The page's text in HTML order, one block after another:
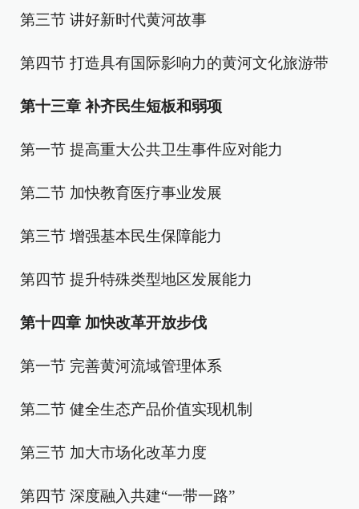
第三节 讲好新时代黄河故事
第四节 打造具有国际影响力的黄河文化旅游带
第十三章 补齐民生短板和弱项
第一节 提高重大公共卫生事件应对能力
第二节 加快教育医疗事业发展
第三节 增强基本民生保障能力
第四节 提升特殊类型地区发展能力
第十四章 加快改革开放步伐
第一节 完善黄河流域管理体系
第二节 健全生态产品价值实现机制
第三节 加大市场化改革力度
第四节 深度融入共建“一带一路”